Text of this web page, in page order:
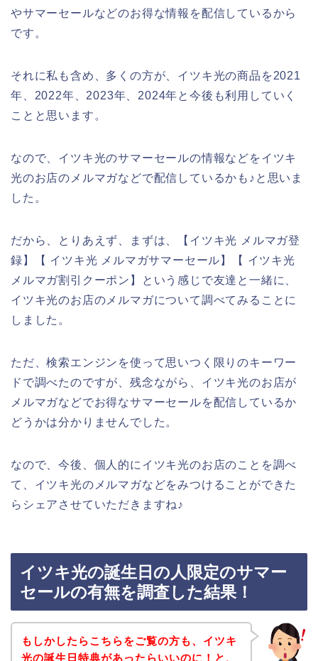
やサマーセールなどのお得な情報を配信しているから
です。
それに私も含め、多くの方が、イツキ光の商品を2021
年、2022年、2023年、2024年と今後も利用していく
ことと思います。
なので、イツキ光のサマーセールの情報などをイツキ
光のお店のメルマガなどで配信しているかも♪と思いま
した。
だから、とりあえず、まずは、【イツキ光 メルマガ登
録】【 イツキ光 メルマガサマーセール】【 イツキ光
メルマガ割引クーポン】という感じで友達と一緒に、
イツキ光のお店のメルマガについて調べてみることに
しました。
ただ、検索エンジンを使って思いつく限りのキーワー
ドで調べたのですが、残念ながら、イツキ光のお店が
メルマガなどでお得なサマーセールを配信しているか
どうかは分かりませんでした。
なので、今後、個人的にイツキ光のお店のことを調べ
て、イツキ光のメルマガなどをみつけることができた
らシェアさせていただきますね♪
イツキ光の誕生日の人限定のサマー
セールの有無を調査した結果！
もしかしたらこちらをご覧の方も、イツキ
光の誕生日特典があったらいいのに！と、